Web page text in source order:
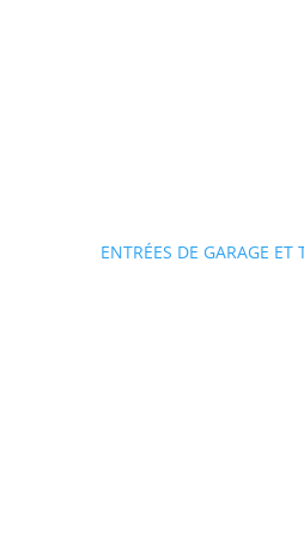
ENTRÉES DE GARAGE ET